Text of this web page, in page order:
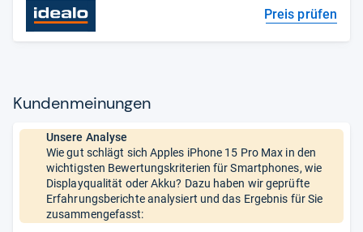
Preis prüfen
Kun­den­mei­nun­gen
Unsere Analyse
Wie gut schlägt sich Apples iPhone 15 Pro Max in den
wichtigsten Bewertungskriterien für Smartphones, wie
Displayqualität oder Akku? Dazu haben wir geprüfte
Erfahrungsberichte analysiert und das Ergebnis für Sie
zusammengefasst: